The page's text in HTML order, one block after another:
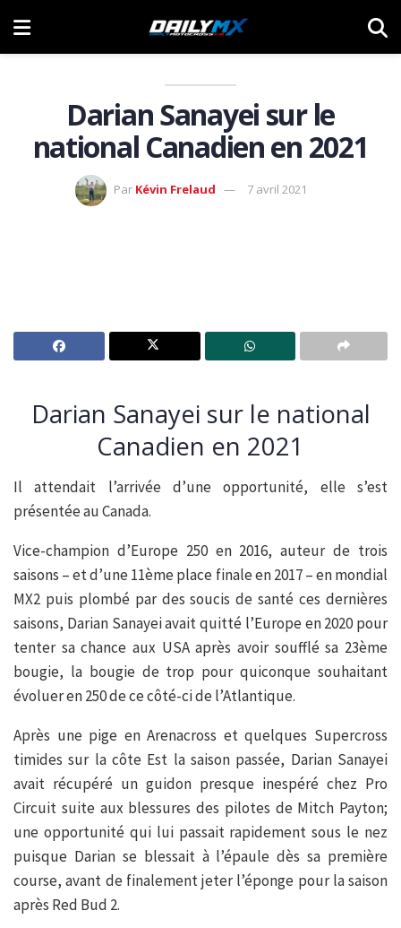
Darian Sanayei sur le
national Canadien en 2021
Par Kévin Frelaud 7 avril 2021
Darian Sanayei sur le national
Canadien en 2021
Il attendait l’arrivée d’une opportunité, elle s’est
présentée au Canada.
Vice-champion d’Europe 250 en 2016, auteur de trois
saisons – et d’une 11ème place finale en 2017 – en mondial
MX2 puis plombé par des soucis de santé ces dernières
saisons, Darian Sanayei avait quitté l’Europe en 2020 pour
tenter sa chance aux USA après avoir soufflé sa 23ème
bougie, la bougie de trop pour quiconque souhaitant
évoluer en 250 de ce côté-ci de l’Atlantique.
Après une pige en Arenacross et quelques Supercross
timides sur la côte Est la saison passée, Darian Sanayei
avait récupéré un guidon presque inespéré chez Pro
Circuit suite aux blessures des pilotes de Mitch Payton;
une opportunité qui lui passait rapidement sous le nez
puisque Darian se blessait à l’épaule dès sa première
course, avant de finalement jeter l’éponge pour la saison
après Red Bud 2.